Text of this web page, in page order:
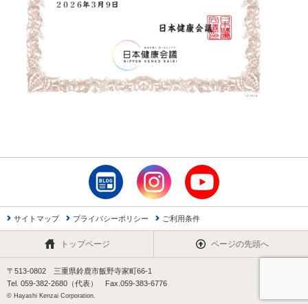
サイトマップ プライバシーポリシー ご利用条件
トップページ ページの先頭へ
〒513-0802 三重県鈴鹿市飯野寺家町66-1
Tel. 059-382-2680（代表） Fax.059-383-6776
© Hayashi Kenzai Corporation.